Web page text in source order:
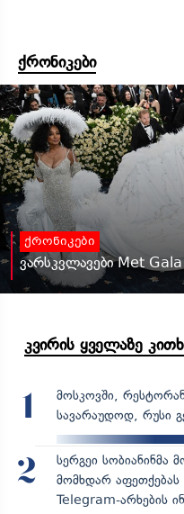
ქრონიკები
ქრონიკები
ვარსკვლავები Met
კვირის ყველაზე
1
მოსკოვში,
სავარაუდოდ, რუსი
2
სერგეი სობიანინმა
მომხდარ
Telegram-არხების